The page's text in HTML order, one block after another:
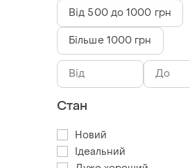
Від 500 до 1000 грн
Більше 1000 грн
Стан
Новий
Ідеальний